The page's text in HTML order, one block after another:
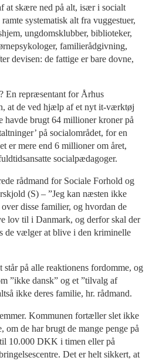
at skære ned på alt, især i socialt
systematisk alt fra vuggestuer,
ungdomsklubber, biblioteker,
familierådgivning,
devisen: de fattige er bare dovne,
En repræsentant for Århus
at de ved hjælp af et nyt it-værktøj
havde brugt 64 millioner kroner på
på socialområdet, for en
er mere end 6 millioner om året,
socialpædagoger.
rådmand for Sociale Forhold og
(S) – ”Jeg kan næsten ikke
disse familier, og hvordan de
lov til i Danmark, og derfor skal der
de vælger at blive i den kriminelle
på alle reaktionens fordomme, og
”ikke dansk” og et ”tilvalg af
ikke deres familie, hr. rådmand.
Kommunen fortæller slet ikke
om de har brugt de mange penge på
10.000 DKK i timen eller på
Det er helt sikkert, at